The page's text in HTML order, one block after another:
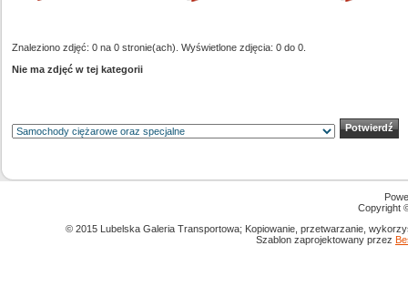
Znaleziono zdjęć: 0 na 0 stronie(ach). Wyświetlone zdjęcia: 0 do 0.
Nie ma zdjęć w tej kategorii
Copyright
© 2015 Lubelska Galeria Transportowa; Kopiowanie, przetwarzanie,
Szablon zaprojektowany przez